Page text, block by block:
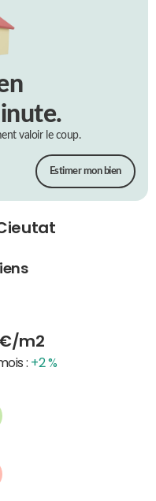
valoir le coup.
Estimer mon bien
€/m2
: +2 %